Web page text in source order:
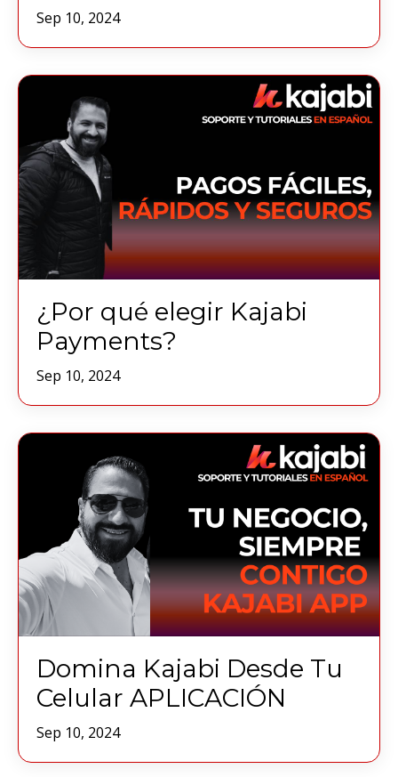
Sep 10, 2024
¿Por qué elegir Kajabi
Payments?
Sep 10, 2024
Domina Kajabi Desde Tu
Celular APLICACIÓN
Sep 10, 2024